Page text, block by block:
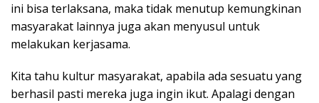
ini bisa terlaksana, maka tidak menutup kemungkinan
masyarakat lainnya juga akan menyusul untuk
melakukan kerjasama.
Kita tahu kultur masyarakat, apabila ada sesuatu yang
berhasil pasti mereka juga ingin ikut. Apalagi dengan